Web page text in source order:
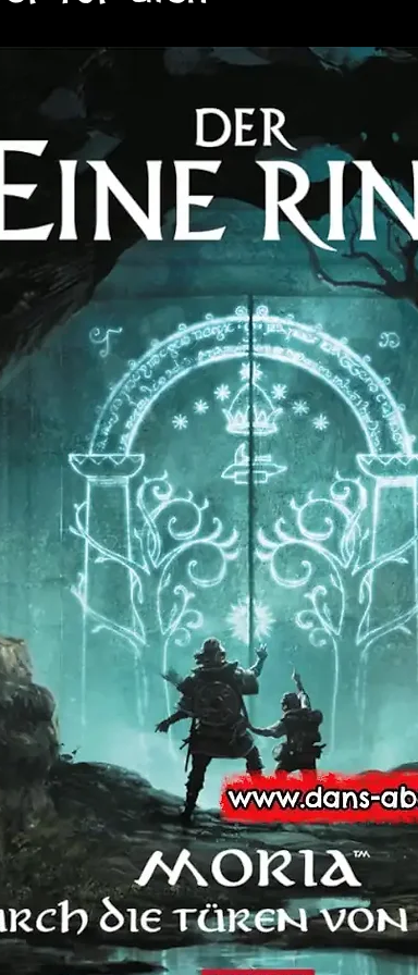
für deine Schiffe.
Arbeitsbogen
mit detaillierten
Arbeitsbogen(x2)
für spezifische Missionen.
Bodenstation
im All und auf Planeten.
(x3)
und erweitere dein Universum.
(x3)
und detaillierte
Traveller-Spieler
Game
mit mehr Tiefe und Details
notwendigen Formulare und Pläne,
immersiver und einfacher machen.
den Klassiker mit Materialien, die dem
sind.
Universum mit noch mehr